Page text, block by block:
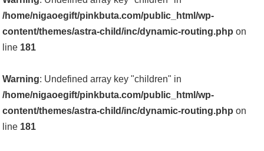
/home/nigaoegift/pinkbuta.com/public_html/wp-
content/themes/astra-child/inc/dynamic-routing.php on
line 181
Warning: Undefined array key "children" in
/home/nigaoegift/pinkbuta.com/public_html/wp-
content/themes/astra-child/inc/dynamic-routing.php on
line 181